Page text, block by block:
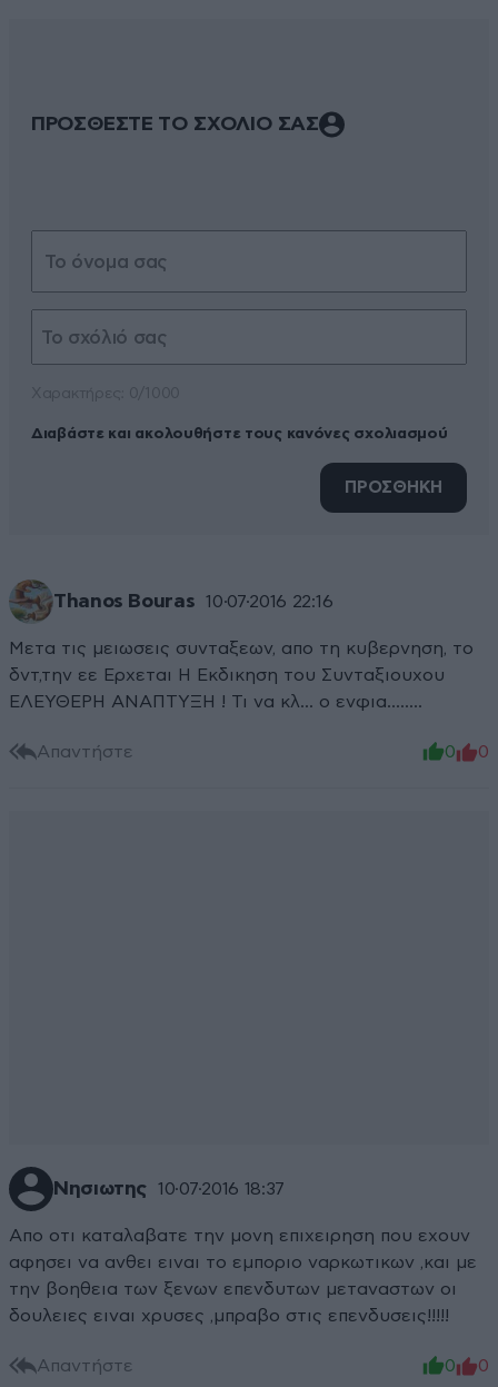
ΠΡΟΣΘΕΣΤΕ ΤΟ ΣΧΟΛΙΟ ΣΑΣ
Διαβάστε και ακολουθήστε τους κανόνες σχολιασμού
ΠΡΟΣΘΗΚΗ
Thanos Bouras 10·07·2016 22:16
Μετα τις μειωσεις συνταξεων, απο τη κυβερνηση, το
δντ,την εε Ερχεται Η Εκδικηση του Συνταξιουχου
ΕΛΕΥΘΕΡΗ ΑΝΑΠΤΥΞΗ ! Τι να κλ... ο ενφια........
Απαντήστε 0 0
Νησιωτης 10·07·2016 18:37
Απο οτι καταλαβατε την μονη επιχειρηση που εχουν
αφησει να ανθει ειναι το εμποριο ναρκωτικων ,και με
την βοηθεια των ξενων επενδυτων μεταναστων οι
δουλειες ειναι χρυσες ,μπραβο στις επενδυσεις!!!!!
Απαντήστε 0 0